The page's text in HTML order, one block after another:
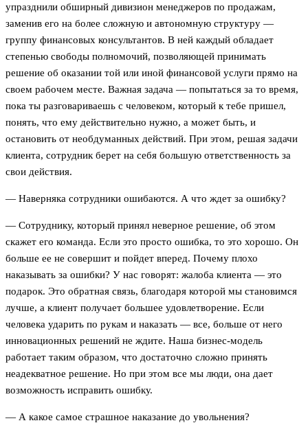
упразднили обширный дивизион менеджеров по продажам,
заменив его на более сложную и автономную структуру —
группу финансовых консультантов. В ней каждый обладает
степенью свободы полномочий, позволяющей принимать
решение об оказании той или иной финансовой услуги прямо на
своем рабочем месте. Важная задача — попытаться за то время,
пока ты разговариваешь с человеком, который к тебе пришел,
понять, что ему действительно нужно, а может быть, и
остановить от необдуманных действий. При этом, решая задачи
клиента, сотрудник берет на себя большую ответственность за
свои действия.
— Наверняка сотрудники ошибаются. А что ждет за ошибку?
— Сотруднику, который принял неверное решение, об этом
скажет его команда. Если это просто ошибка, то это хорошо. Он
больше ее не совершит и пойдет вперед. Почему плохо
наказывать за ошибки? У нас говорят: жалоба клиента — это
подарок. Это обратная связь, благодаря которой мы становимся
лучше, а клиент получает большее удовлетворение. Если
человека ударить по рукам и наказать — все, больше от него
инновационных решений не ждите. Наша бизнес-модель
работает таким образом, что достаточно сложно принять
неадекватное решение. Но при этом все мы люди, она дает
возможность исправить ошибку.
— А какое самое страшное наказание до увольнения?